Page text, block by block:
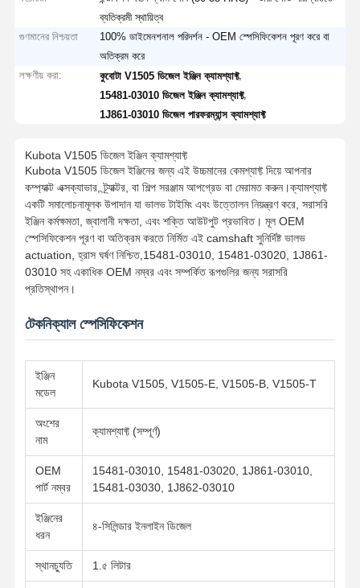
ব্যতিক্রমী স্থায়িত্ব
গুণমানের নিশ্চয়তা
100% ডাইমেনশনাল পরিদর্শন - OEM স্পেসিফিকেশন পূরণ করে বা
অতিক্রম করে
লক্ষণীয় করা:
কুবোটা V1505 ডিজেল ইঞ্জিন ক্যামশ্যাফ্ট,
15481-03010 ডিজেল ইঞ্জিন ক্যামশ্যাফ্ট,
1J861-03010 ডিজেল পারফরম্যান্স ক্যামশ্যাফ্ট
Kubota V1505 ডিজেল ইঞ্জিন ক্যামশ্যাফ্ট
Kubota V1505 ডিজেল ইঞ্জিনের জন্য এই উচ্চমানের কেমশ্যাফ্ট দিয়ে আপনার
কম্প্যাক্ট এক্সক্যাভার, ট্র্যাক্টর, বা শিল্প সরঞ্জাম আপগ্রেড বা মেরামত করুন।ক্যামশ্যাফ্ট
একটি সমালোচনামূলক উপাদান যা ভালভ টাইমিং এবং উত্তোলন নিয়ন্ত্রণ করে, সরাসরি
ইঞ্জিন কর্মক্ষমতা, জ্বালানী দক্ষতা, এবং শক্তি আউটপুট প্রভাবিত। মূল OEM
স্পেসিফিকেশন পূরণ বা অতিক্রম করতে নির্মিত এই camshaft সুনির্দিষ্ট ভালভ
actuation, হ্রাস ঘর্ষণ নিশ্চিত,15481-03010, 15481-03020, 1J861-
03010 সহ একাধিক OEM নম্বর এবং সম্পর্কিত রূপগুলির জন্য সরাসরি
প্রতিস্থাপন।
টেকনিক্যাল স্পেসিফিকেশন
ইঞ্জিন
মডেল
Kubota V1505, V1505-E, V1505-B, V1505-T
অংশের
নাম
ক্যামশ্যাফ্ট (সম্পূর্ণ)
OEM
পার্ট নম্বর
15481-03010, 15481-03020, 1J861-03010,
15481-03030, 1J862-03010
ইঞ্জিনের
ধরন
৪-সিলিন্ডার ইনলাইন ডিজেল
স্থানচ্যুতি 1.৫ লিটার